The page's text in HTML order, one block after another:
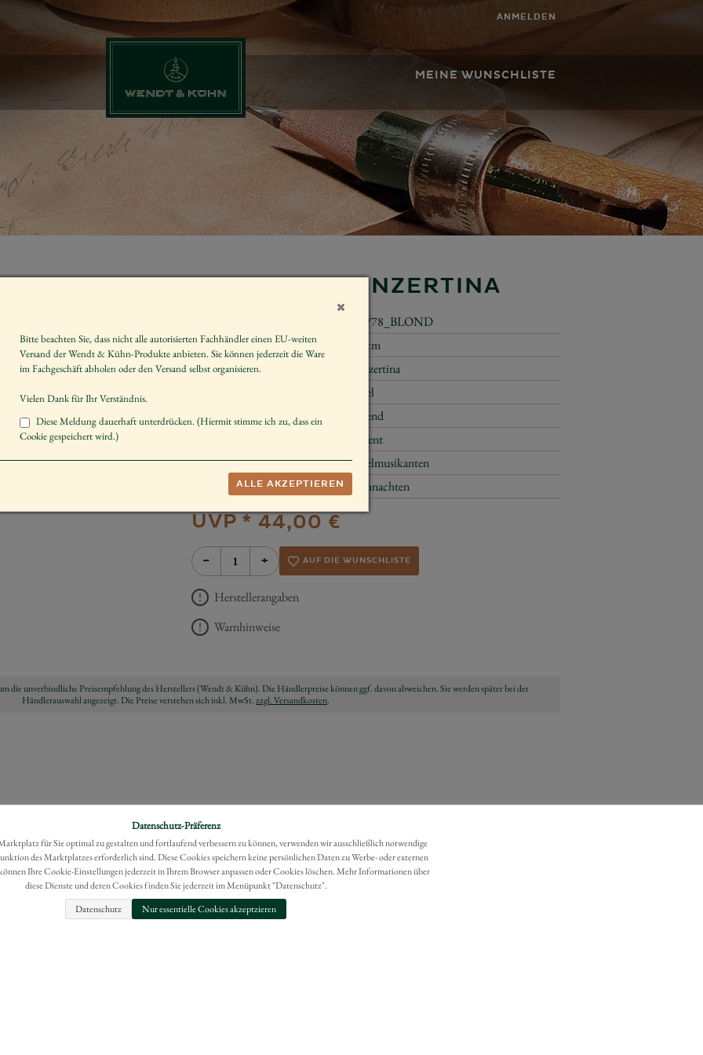
ANMELDEN
MEINE WUNSCHLISTE
ENGEL MIT KONZERTINA
650/78_BLOND
Größe der Figur / Spieldose
6,5 cm
Instrument
Konzertina
Engel
Körperhaltung
stehend
Advent
Sammeln
Engelmusikanten
Schenken
Weihnachten
UVP *44,00 €
− + AUF DIE WUNSCHLISTE
Herstellerangaben
Warnhinweise
die unverbindliche Preisempfehlung des Herstellers (Wendt & Kühn). Die Händlerpreise können ggf. davon abweichen. Sie werden später bei der
Händlerauswahl angezeigt. Die Preise verstehen sich inkl. MwSt.zzgl. Versandkosten.
Datenschutz-Präferenz
für Sie optimal zu gestalten und fortlaufend verbessern zu können, verwenden wir ausschließlich notwendige
des Marktplatzes erforderlich sind. Diese Cookies speichern keine persönlichen Daten zu Werbe- oder externen
Ihre Cookie-Einstellungen jederzeit in Ihrem Browser anpassen oder Cookies löschen. Mehr Informationen über
diese Dienste und deren Cookies finden Sie jederzeit im Menüpunkt "Datenschutz".
Datenschutz
Nur essentielle Cookies akzeptzieren
Bitte beachten Sie, dass nicht alle autorisierten Fachhändler einen EU-weiten
Versand der Wendt & Kühn-Produkte anbieten. Sie können jederzeit die Ware
im Fachgeschäft abholen oder den Versand selbst organisieren.
Vielen Dank für Ihr Verständnis.
Diese Meldung dauerhaft unterdrücken. (Hiermit stimme ich zu, dass ein
Cookie gespeichert wird.)
ALLE AKZEPTIEREN